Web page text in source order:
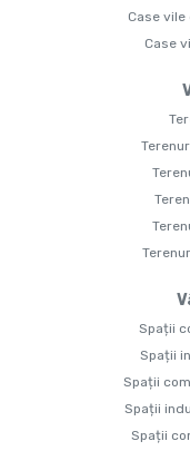
Case vile
Case
Spații
Spații
Spații
Spații
Spații